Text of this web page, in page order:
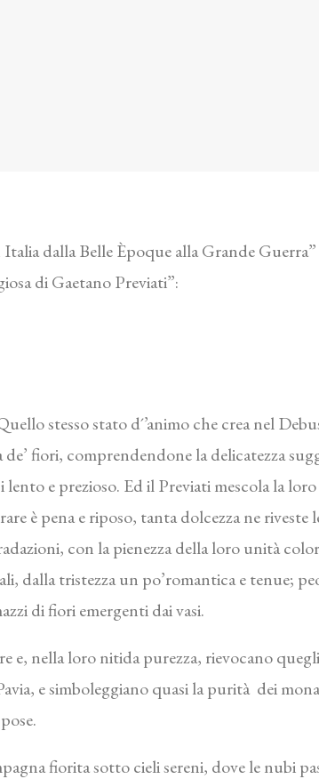
dalla Belle Èpoque alla Grande
di Gaetano Previati”:
stesso stato d´’animo che crea nel
fiori, comprendendone la delicatezza
e prezioso. Ed il Previati mescola la loro
è pena e riposo, tanta dolcezza ne riveste
con la pienezza della loro unità
dalla tristezza un po’romantica e tenue;
di fiori emergenti dai vasi.
nella loro nitida purezza, rievocano
e simboleggiano quasi la purità dei
fiorita sotto cieli sereni, dove le nubi